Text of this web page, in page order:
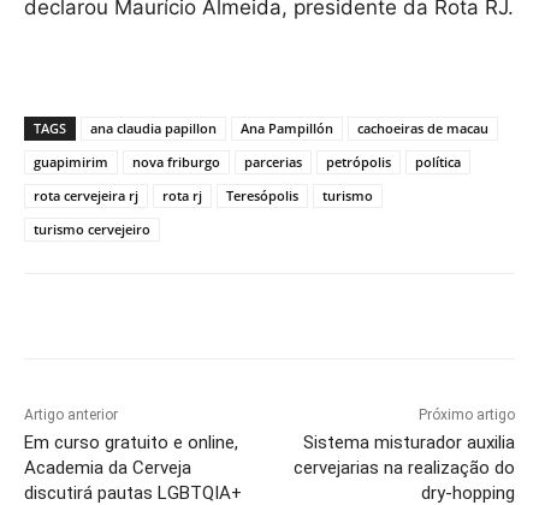
declarou Maurício Almeida, presidente da Rota RJ.
TAGS ana claudia papillon Ana Pampillón
cachoeiras de macau
guapimirim
nova friburgo parcerias petrópolis
política
rota cervejeira rj
rota rj Teresópolis
turismo
turismo cervejeiro
Artigo anterior
Em curso gratuito e online,
Academia da Cerveja
discutirá pautas LGBTQIA+
Próximo artigo
Sistema misturador auxilia
cervejarias na realização do
dry-hopping